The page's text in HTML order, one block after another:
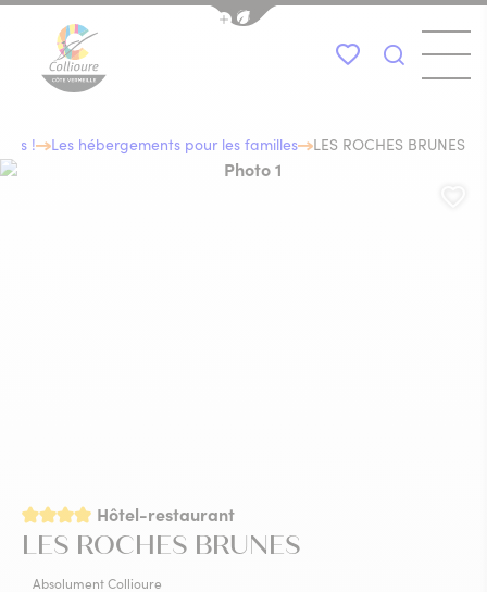
Afficher la barre de navigation du
Mes favoris
Je
! Les hébergements pour les familles LES ROCHES BRUNES
4 étoiles Hôtel-restaurant
LES ROCHES BRUNES
Absolument Collioure
Photo 1, © Hôtel Les Roches